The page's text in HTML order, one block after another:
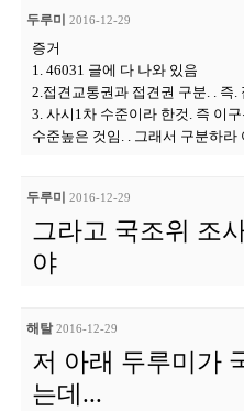
두루미 2016-12-29
증거
1. 46031 글에 다 나와 있음
2.접견교통권과 접견권 구분. . 즉.
3. 사시1차 수준이라 한것. 즉 이
수준높은 것임. . 그래서 구분하라
두루미 2016-12-29
그라고 국조위 조
야
해탈 2016-12-29
저 아래 두루미가
는데...